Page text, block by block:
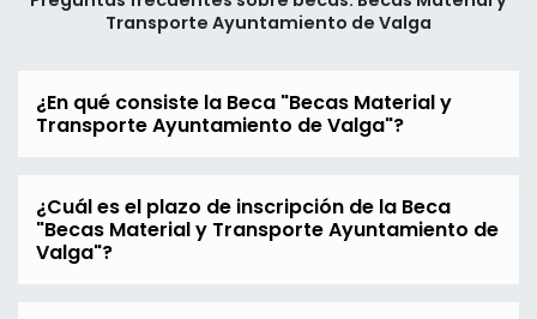
Transporte Ayuntamiento de Valga
¿En qué consiste la Beca "Becas Material y
Transporte Ayuntamiento de Valga"?
¿Cuál es el plazo de inscripción de la Beca
"Becas Material y Transporte Ayuntamiento de
Valga"?